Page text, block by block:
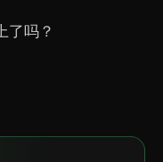
了吗？